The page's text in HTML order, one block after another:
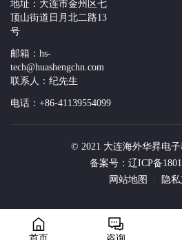
地址：大连市金州区七
顶山街道日月北二路13
号
邮箱：hs-
tech@huashengchn.com
联系人：纪先生
电话：+86-41139554099
© 2021 大连海外华昇电
备案号：辽ICP备
网站地图
隐